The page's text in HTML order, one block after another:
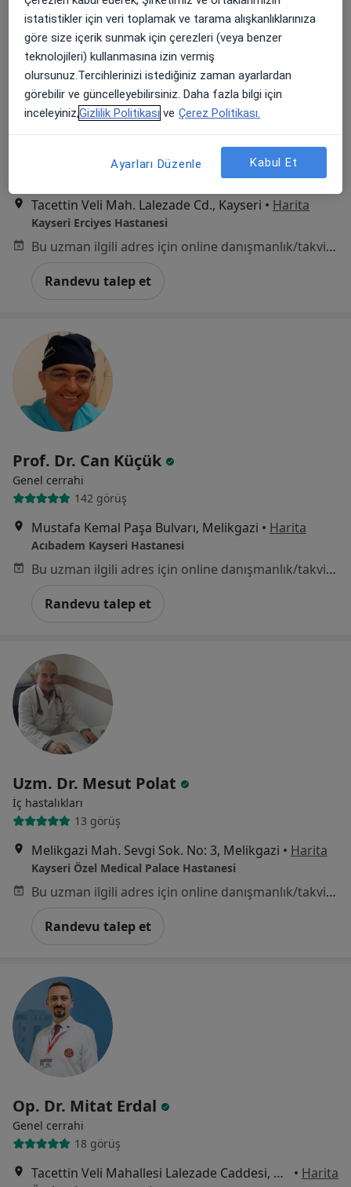
70 görüş
Tacettin Veli Mah. Lalezade Cd., Kayseri • Harita
Kayseri Erciyes Hastanesi
Bu uzman ilgili adres için online danışmanlık/takvim sunmuyor.
Randevu talep et
Prof. Dr. Can Küçük
Genel cerrahi
142 görüş
Mustafa Kemal Paşa Bulvarı, Melikgazi • Harita
Acıbadem Kayseri Hastanesi
Bu uzman ilgili adres için online danışmanlık/takvim sunmuyor.
Randevu talep et
Uzm. Dr. Mesut Polat
İç hastalıkları
13 görüş
Melikgazi Mah. Sevgi Sok. No: 3, Melikgazi • Harita
Kayseri Özel Medical Palace Hastanesi
Bu uzman ilgili adres için online danışmanlık/takvim sunmuyor.
Randevu talep et
Op. Dr. Mitat Erdal
Genel cerrahi
18 görüş
Tacettin Veli Mahallesi Lalezade Caddesi, Kayseri • Harita
istatistikler için veri toplamak ve tarama alışkanlıklarınıza
göre size içerik sunmak için çerezleri (veya benzer
teknolojileri) kullanmasına izin vermiş
olursunuz.Tercihlerinizi istediğiniz zaman ayarlardan
görebilir ve güncelleyebilirsiniz. Daha fazla bilgi için
inceleyiniz,Gizlilik Politikası ve Çerez Politikası.
Ayarları Düzenle Kabul Et